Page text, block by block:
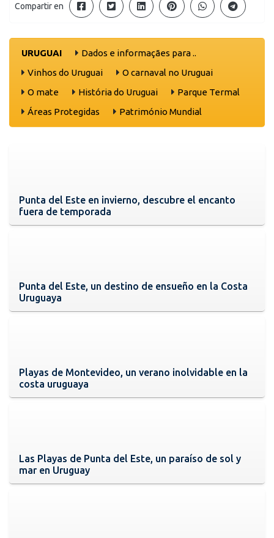
Compartir en
URUGUAI
Dados e informaçães para ..
Vinhos do Uruguai
O carnaval no Uruguai
O mate
História do Uruguai
Parque Termal
Áreas Protegidas
Património Mundial
Punta del Este en invierno, descubre el encanto
fuera de temporada
Punta del Este, un destino de ensueño en la Costa
Uruguaya
Playas de Montevideo, un verano inolvidable en la
costa uruguaya
Las Playas de Punta del Este, un paraíso de sol y
mar en Uruguay